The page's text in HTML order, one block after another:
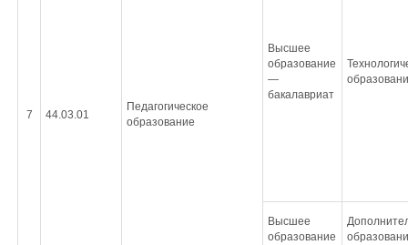
7 44.03.01
Педагогическое
образование
Высшее
образование
—
бакалавриат
Высшее
образование